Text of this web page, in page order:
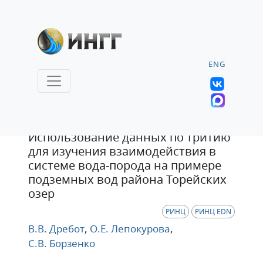
ENG
Использование данных по тритию
для изучения взаимодействия в
системе вода-порода на примере
подземных вод района Торейских
озер
РИНЦ РИНЦ EDN
В.В. Дребот, О.Е. Лепокурова,
С.В. Борзенко